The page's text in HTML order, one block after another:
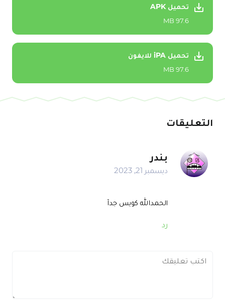
تحميل APK
97.6 MB
تحميل iPA للايفون
97.6 MB
التعليقات
بندر
ديسمبر 21, 2023
الحمدالله كويس جدآ
رد